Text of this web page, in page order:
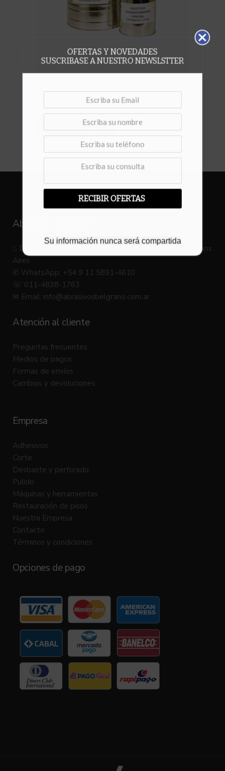
Pregel transparente x 20 Kg.
Abrasivos Belgrano
⌂ Dirección: Venezuela 3998, B1603 Villa Martelli, Buenos
Aires
✆ WhatsApp: +54 9 11 5891-4610
☏ 011-4838-1763
✉ Email: info@abrasivosbelgrano.com.ar
Atención al cliente
Preguntas frecuentes
Medios de pagos
Formas de envíos
Cambios y devoluciones
Empresa
Adhesivos
Corte
Desbaste y perforado
Pulido
Máquinas y herramientas
Restauración de pisos
Nuestra Empresa
Contacto
Términos y condiciones
Opciones de pago
OFERTAS Y NOVEDADES
SUSCRIBASE A NUESTRO NEWSLSTTER
RECIBIR OFERTAS
Su información nunca será compartida